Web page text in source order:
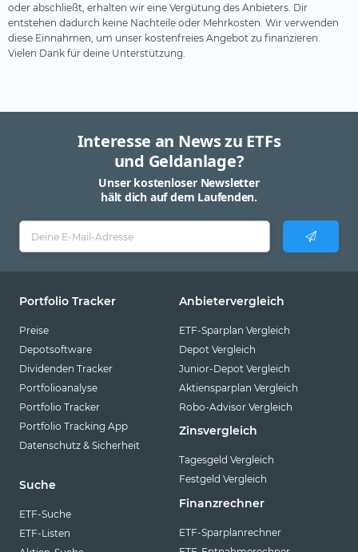
oder abschließt, erhalten wir eine Vergütung des Anbieters. Dir
entstehen dadurch keine Nachteile oder Mehrkosten. Wir verwenden
diese Einnahmen, um unser kostenfreies Angebot zu finanzieren.
Vielen Dank für deine Unterstützung.
Interesse an News zu ETFs
und Geldanlage?
Unser kostenloser Newsletter
hält dich auf dem Laufenden.
Portfolio Tracker
Preise
Depotsoftware
Dividenden Tracker
Portfolioanalyse
Portfolio Tracker
Portfolio Tracking App
Datenschutz & Sicherheit
Suche
ETF-Suche
ETF-Listen
Anbietervergleich
ETF-Sparplan Vergleich
Depot Vergleich
Junior-Depot Vergleich
Aktiensparplan Vergleich
Robo-Advisor Vergleich
Zinsvergleich
Tagesgeld Vergleich
Festgeld Vergleich
Finanzrechner
ETF-Sparplanrechner